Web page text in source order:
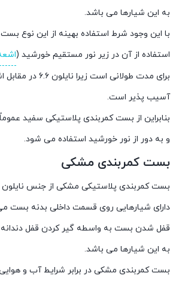
به این شیارها می باشد.
با این وجود شرط استفاده بهینه از این نوع
استفاده از آن در زیر نور مستقیم خورشید (
برای مدت طولانی است
آسیب پذیر است.
بنابراین از بست کمربندی پلاستیکی سفید
و به دور از نور خورشید استفاده می شود.
بست کمربندی مشکی
دارای شیارهایی روی قسمت داخلی بدنه بست
قفل شدن بست به واسطه گیر کردن قفل
به این شیارها می باشد.
بست کمربندی مشکی در برابر شرایط آب و